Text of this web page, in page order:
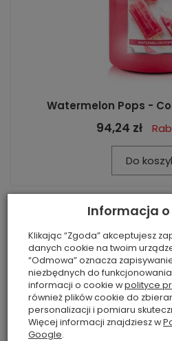
Watermelon Pops -
94,24 zł
Do
Informacja
Klikając “Zgoda” akceptujesz
danych cookie na twoim
“Odmowa” oznacza
niezbędnych do
informacji o cookie wpolityce
również plików cookie do
personalizacji i pomiaru
Więcej informacji znajdziesz w
Google.